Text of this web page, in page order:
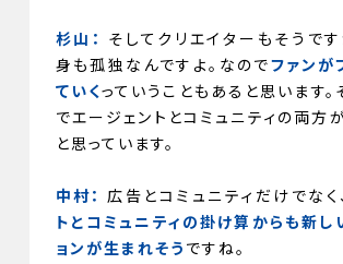
杉山： そしてクリエイターもそうです
身も孤独なんですよ。なのでファンが
ていくっていうこともあると思います。
でエージェントとコミュニティの両方
と思っています。
中村： 広告とコミュニティだけでなく、
トとコミュニティの掛け算からも新し
ョンが生まれそう ですね。